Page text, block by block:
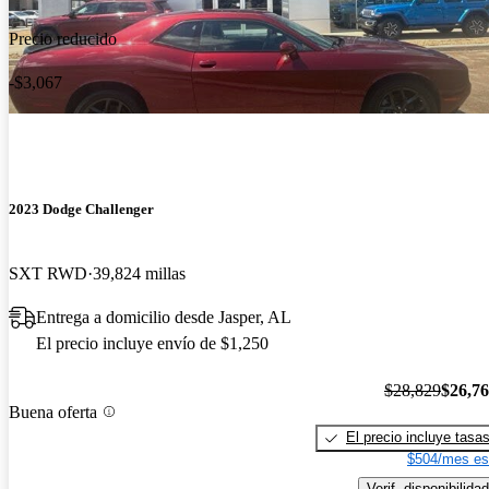
Precio reducido
-$3,067
2023 Dodge Challenger
SXT RWD 39,824 millas
Entrega a domicilio desde Jasper, AL
El precio incluye envío de $1,250
Buena oferta
$28,829
El precio incluye tasas
$504/mes